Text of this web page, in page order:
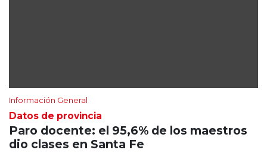
Información General
Datos de provincia
Paro docente: el 95,6% de los maestros
dio clases en Santa Fe